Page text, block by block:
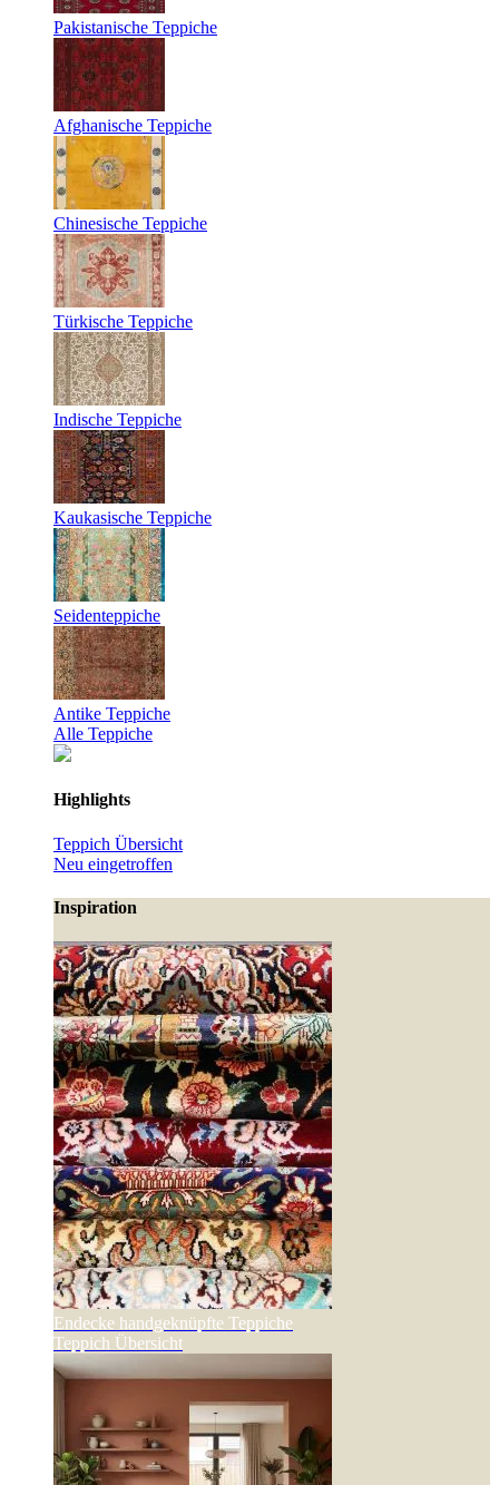
Pakistanische Teppiche
Afghanische Teppiche
Chinesische Teppiche
Türkische Teppiche
Indische Teppiche
Kaukasische Teppiche
Seidenteppiche
Antike Teppiche
Alle Teppiche
Highlights
Teppich Übersicht
Neu eingetroffen
Inspiration
Endecke handgeknüpfte Teppiche
Teppich Übersicht